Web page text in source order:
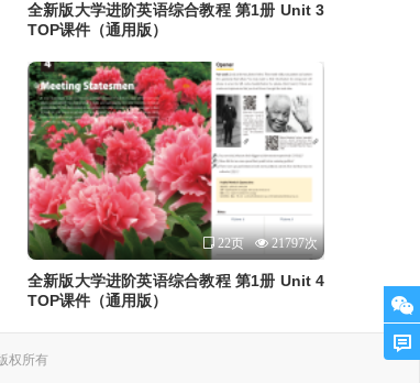
全新版大学进阶英语综合教程 第1册 Unit 3
TOP课件（通用版）
22页 21797次
全新版大学进阶英语综合教程 第1册 Unit 4
TOP课件（通用版）
权所有